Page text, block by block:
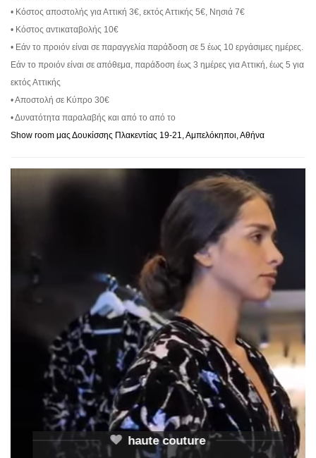
• Κόστος αποστολής για Αττική 3€, εκτός Αττικής 5€, Νησιά 7€
• Κόστος αντικαταβολής 10€
• Εάν το προιόν είναι σε παραγγελία παράδοση σε 5 έως 10 εργάσιμες ημέρες.
Εάν το προιόν είναι σε απόθεμα, παράδοση έως 3 ημέρες για Αττική, έως 5 για
εκτός Αττικής
• Αποστολή σε Κύπρο 30€
• Δυνατότητα παραλαβής και από το από το
Show room μας Δουκίσσης Πλακεντίας 19-21, Αμπελόκηποι, Αθήνα
haute couture